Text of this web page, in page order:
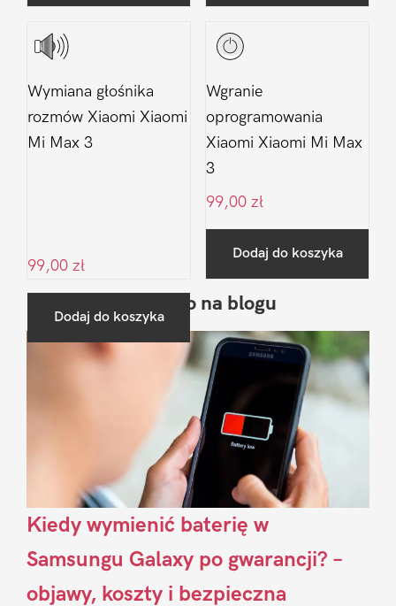
Wymiana głośnika
rozmów Xiaomi Xiaomi
Mi Max 3
99,00 zł
Dodaj do koszyka
Wgranie
oprogramowania
Xiaomi Xiaomi Mi Max
3
99,00 zł
Dodaj do koszyka
Pierwszy
Sidebar
Ostatnio na blogu
Kiedy wymienić baterię w
Samsungu Galaxy po gwarancji? –
objawy, koszty i bezpieczna